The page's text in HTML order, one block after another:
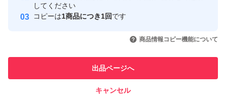
取引実績
引を完了させた実績があります
での取引実績があります
してください
コピーは1商品につき1回です
商品情報コピー機能について
出品ページへ
キャンセル